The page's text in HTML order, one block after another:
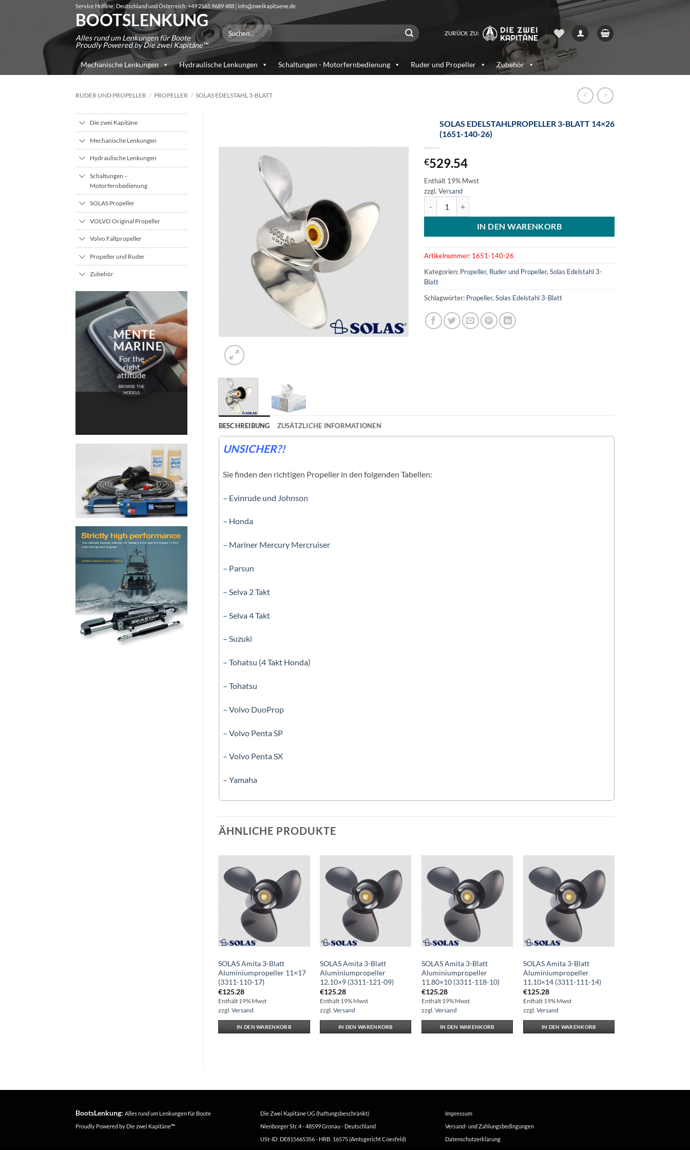
Service Hotline: Deutschland und Österreich: +49 2565 9689 488 | info@zweikapitaene.de
BOOTSLENKUNG
Alles rund um Lenkungen für Boote
Proudly Powered by Die zwei Kapitäne™
Suchen
nach:
ZURÜCK ZU:
Mechanische Lenkungen Hydraulische Lenkungen Schaltungen - Motorfernbedienung Ruder und Propeller Zubehör
RUDER UND PROPELLER / PROPELLER / SOLAS EDELSTAHL 3-BLATT
Die zwei Kapitäne
Mechanische Lenkungen
Hydraulische Lenkungen
Schaltungen –
Motorfernbedienung
SOLAS Propeller
VOLVO Original Propeller
Volvo Faltpropeller
Propeller und Ruder
Zubehör
MENTE
MARINE
For the
right
attitude
BROWSE THE
MODELS
Auf die
SOLAS EDELSTAHLPROPELLER 3-BLATT 14×26
(1651-140-26)
€529.54
Enthält 19% Mwst
zzgl.Versand
IN DEN WARENKORB
Artikelnummer: 1651-140-26
Kategorien: Propeller, Ruder und Propeller,Solas Edelstahl 3-
Blatt
Schlagwörter: Propeller,Solas Edelstahl 3-Blatt
BESCHREIBUNG ZUSÄTZLICHE INFORMATIONEN
UNSICHER?!
Sie finden den richtigen Propeller in den folgenden Tabellen:
– Evinrude und Johnson
– Honda
– Mariner Mercury Mercruiser
– Parsun
– Selva 2 Takt
– Selva 4 Takt
– Suzuki
– Tohatsu (4 Takt Honda)
– Tohatsu
– Volvo DuoProp
– Volvo Penta SP
– Volvo Penta SX
– Yamaha
ÄHNLICHE PRODUKTE
Auf die
Wunschliste
SOLAS Amita 3-Blatt
Aluminiumpropeller 11×17
(3311-110-17)
€125.28
Enthält 19% Mwst
zzgl.Versand
IN DEN WARENKORB
Auf die
Wunschliste
SOLAS Amita 3-Blatt
Aluminiumpropeller
12.10×9 (3311-121-09)
€125.28
Enthält 19% Mwst
zzgl.Versand
IN DEN WARENKORB
Auf die
Wunschliste
SOLAS Amita 3-Blatt
Aluminiumpropeller
11.80×10 (3311-118-10)
€125.28
Enthält 19% Mwst
zzgl.Versand
IN DEN WARENKORB
Auf die
Wunschliste
SOLAS Amita 3-Blatt
Aluminiumpropeller
11.10×14 (3311-111-14)
€125.28
Enthält 19% Mwst
zzgl. Versand
IN DEN WARENKORB
BootsLenkung: Alles rund um Lenkungen für Boote
Proudly Powered by Die zwei Kapitäne™
Die Zwei Kapitäne UG (haftungsbeschränkt)
Nienborger Str. 4 - 48599 Gronau - Deutschland
USt-ID: DE815665356 - HRB: 16575 (Amtsgericht Coesfeld)
Impressum
Versand- und Zahlungsbedingungen
Datenschutzerklärung